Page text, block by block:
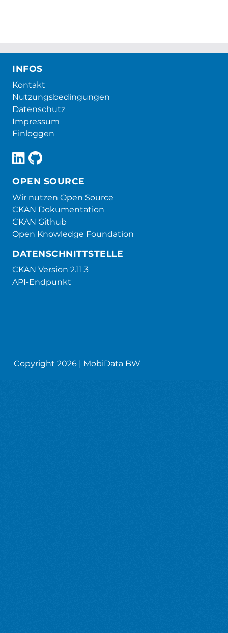
INFOS
Kontakt
Nutzungsbedingungen
Datenschutz
Impressum
Einloggen
OPEN SOURCE
Wir nutzen Open Source
CKAN Dokumentation
CKAN Github
Open Knowledge Foundation
DATENSCHNITTSTELLE
CKAN Version 2.11.3
API-Endpunkt
Copyright 2026 | MobiData BW